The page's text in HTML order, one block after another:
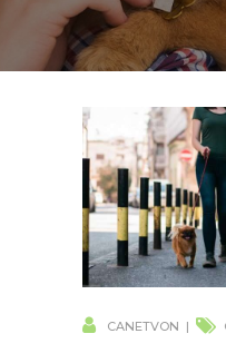
CANETVON